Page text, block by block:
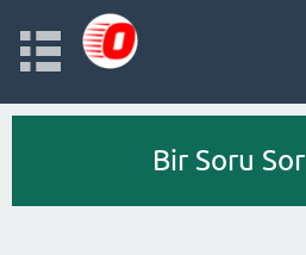
Bir Soru Sor